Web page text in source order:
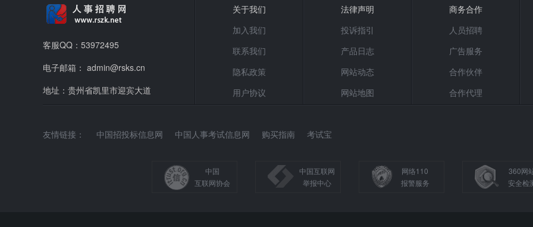
客服QQ：53972495
电子邮箱： admin@rsks.cn
地址：贵州省凯里市迎宾大道
关于我们
加入我们
联系我们
隐私政策
用户协议
法律声明
投诉指引
产品日志
网站动态
网站地图
商务合作
人员招聘
广告服务
合作伙伴
合作代理
友情链接： 中国招投标信息网 中国人事考试信息网 购买指南 考试宝
中国
互联网协会
中国互联网
举报中心
网络110
报警服务
360网
安全检